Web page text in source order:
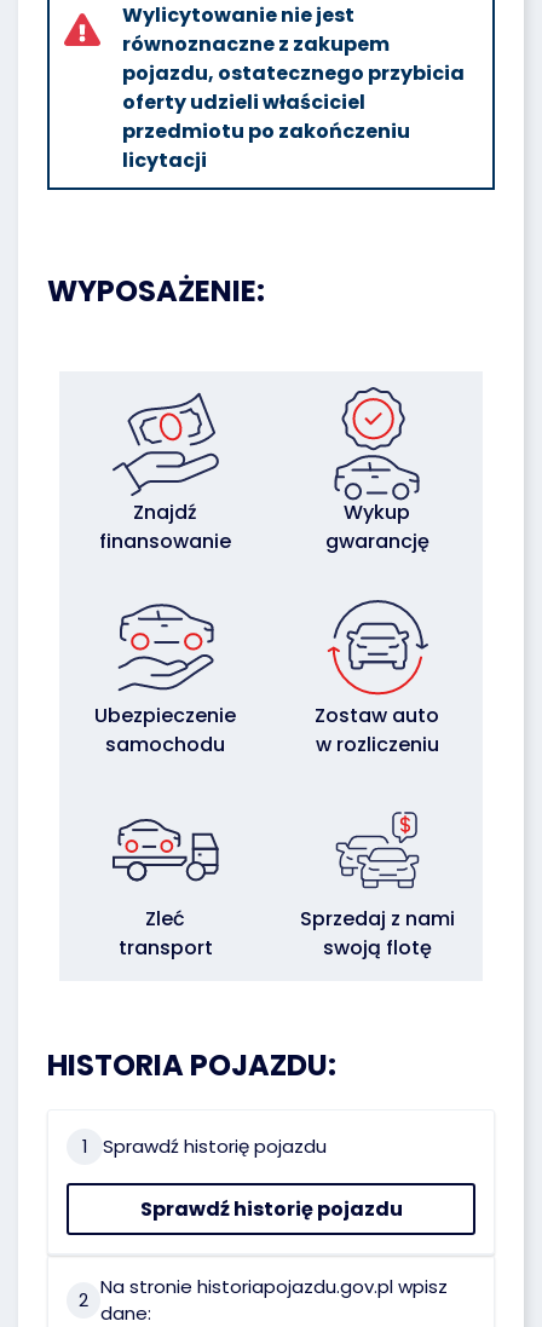
Wylicytowanie nie jest
równoznaczne z zakupem
pojazdu, ostatecznego przybicia
oferty udzieli właściciel
przedmiotu po zakończeniu
licytacji
WYPOSAŻENIE:
Znajdź
finansowanie
Wykup
gwarancję
Ubezpieczenie
samochodu
Zostaw auto
w rozliczeniu
Zleć
transport
Sprzedaj z nami
swoją flotę
HISTORIA POJAZDU:
1 Sprawdź historię pojazdu
Sprawdź historię pojazdu
2
Na stronie historiapojazdu.gov.pl wpisz
dane: